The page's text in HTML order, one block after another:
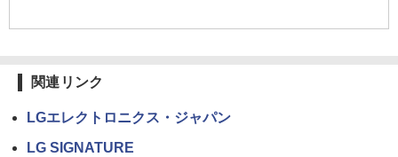
関連リンク
LGエレクトロニクス・ジャパン
LG SIGNATURE